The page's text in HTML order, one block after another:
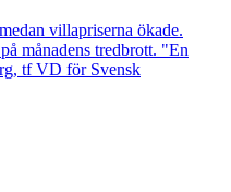
villapriserna ökade.
månadens tredbrott. "En
tf VD för Svensk